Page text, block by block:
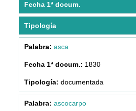
Fecha 1ª docum.
Tipología
asca
1830
documentada
ascocarpo